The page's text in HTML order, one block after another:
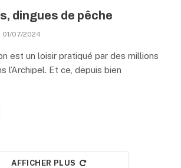
dingues de pêche
01/07/2024
est un loisir pratiqué par des millions
l’Archipel. Et ce, depuis bien
AFFICHER PLUS